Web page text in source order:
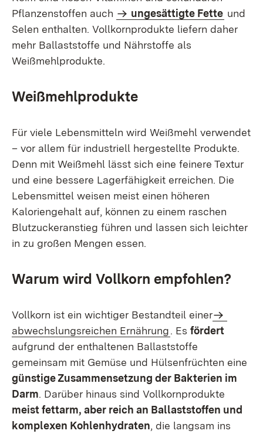
Pflanzenstoffen auch
ungesättigte Fette und
Selen enthalten. Vollkornprodukte liefern daher
mehr Ballaststoffe und Nährstoffe als
Weißmehlprodukte.
Weißmehlprodukte
Für viele Lebensmitteln wird Weißmehl verwendet
– vor allem für industriell hergestellte Produkte.
Denn mit Weißmehl lässt sich eine feinere Textur
und eine bessere Lagerfähigkeit erreichen. Die
Lebensmittel weisen meist einen höheren
Kaloriengehalt auf, können zu einem raschen
Blutzuckeranstieg führen und lassen sich leichter
in zu großen Mengen essen.
Warum wird Vollkorn empfohlen?
Vollkorn ist ein wichtiger Bestandteil einer
abwechslungsreichen Ernährung. Es fördert
aufgrund der enthaltenen Ballaststoffe
gemeinsam mit Gemüse und Hülsenfrüchten eine
günstige Zusammensetzung der Bakterien im
Darm. Darüber hinaus sind Vollkornprodukte
meist fettarm, aber reich an Ballaststoffen und
komplexen Kohlenhydraten, die langsam ins